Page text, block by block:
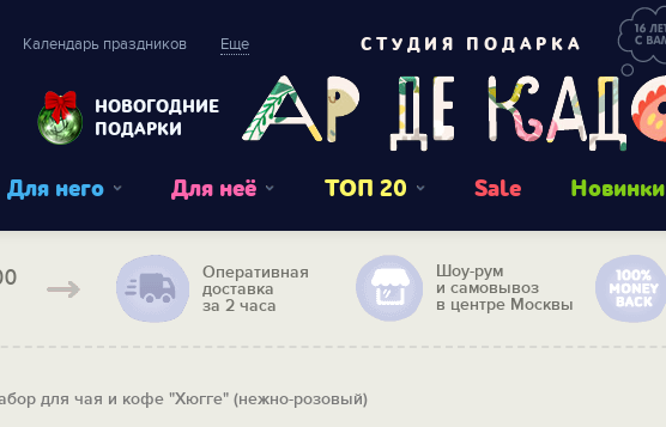
Календарь праздников Еще
НОВОГОДНИЕ
ПОДАРКИ
СТУДИЯ ПОДАРКА
Для него Для неё ТОП 20 Sale Новинки
Оперативная
доставка
за 2 часа
Шоу-рум
и самовывоз
в центре Москвы
для чая и кофе "Хюгге" (нежно-розовый)